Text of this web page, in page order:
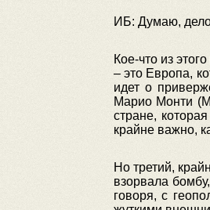
ИБ: Думаю,
Кое-что из
– это Европа,
идет о
Марио Монти
стране,
крайне важно,
Но третий,
взорвала
говоря, с